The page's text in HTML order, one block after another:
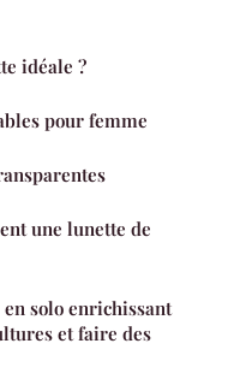
idéale ?
pour femme
une lunette de
solo enrichissant
et faire des